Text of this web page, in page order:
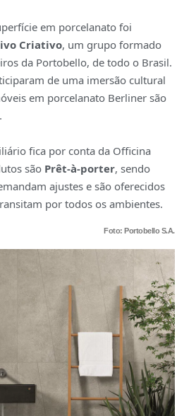
em porcelanato foi
Criativo, um grupo formado
da Portobello, de todo o Brasil.
de uma imersão cultural
em porcelanato Berliner são
fica por conta da Officina
são Prêt-à-porter, sendo
ajustes e são oferecidos
por todos os ambientes.
Foto: Portobello S.A.